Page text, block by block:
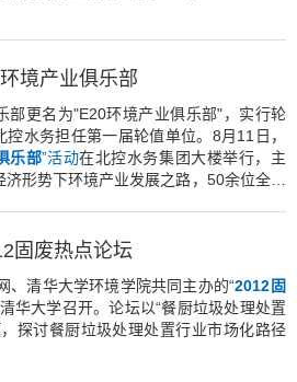
境产业俱乐部
部更名为"E20环境产业俱乐部"，实行轮
控水务担任第一届轮值单位。8月11日，
乐部”活动在北控水务集团大楼举行，主
形势下环境产业发展之路，50余位全国
固废热点论坛
、清华大学环境学院共同主办的“2012固
华大学召开。论坛以“餐厨垃圾处理处置
探讨餐厨垃圾处理处置行业市场化路径